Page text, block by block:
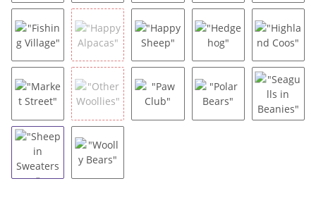
"Bees" "Cats in Hats""Crafting Gnomes""Dapper Ducks""Felted
"Fishing Village""Happy Alpacas""Happy Sheep""Hedgehog"
"Market Street""Other Woollies"